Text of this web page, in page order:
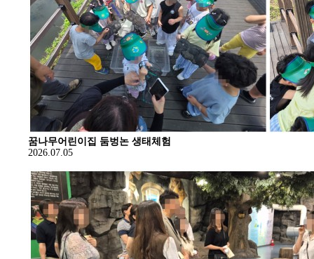
꿈나무어린이집 둠벙논 생태체험
2026.07.05